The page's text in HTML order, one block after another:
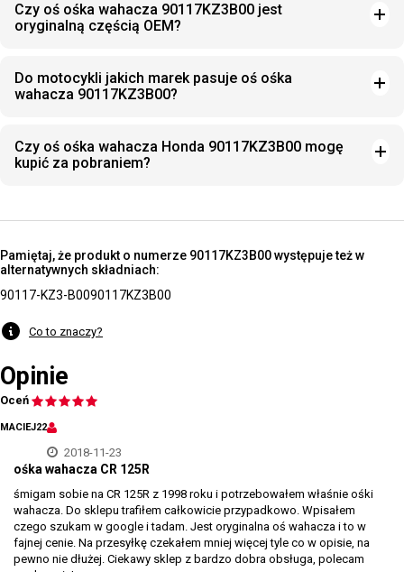
Czy oś ośka wahacza 90117KZ3B00 jest
oryginalną częścią OEM?
Do motocykli jakich marek pasuje oś ośka
wahacza 90117KZ3B00?
Czy oś ośka wahacza Honda 90117KZ3B00 mogę
kupić za pobraniem?
Pamiętaj, że produkt o numerze 90117KZ3B00 występuje też w
alternatywnych składniach:
90117-KZ3-B0090117KZ3B00
Co to znaczy?
Opinie
Oceń
MACIEJ22
2018-11-23
ośka wahacza CR 125R
śmigam sobie na CR 125R z 1998 roku i potrzebowałem właśnie ośki
wahacza. Do sklepu trafiłem całkowicie przypadkowo. Wpisałem
czego szukam w google i tadam. Jest oryginalna oś wahacza i to w
fajnej cenie. Na przesyłkę czekałem mniej więcej tyle co w opisie, na
pewno nie dłużej. Ciekawy sklep z bardzo dobra obsługa, polecam